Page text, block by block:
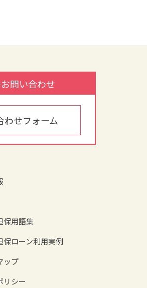
問い合わせ
わせフォーム
保用語集
保ローン利用実例
ップ
リシー